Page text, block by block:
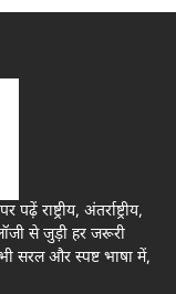
राष्ट्रीय, अंतर्राष्ट्रीय,
से जुड़ी हर जरूरी
सरल और स्पष्ट भाषा में,